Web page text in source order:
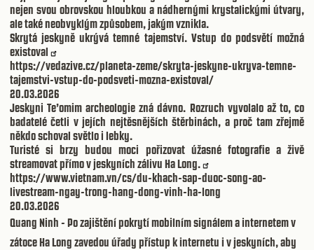
nejen svou obrovskou hloubkou a nádhernými krystalickými útvary,
ale také neobvyklým způsobem, jakým vznikla.
Skrytá jeskyně ukrývá temné tajemství. Vstup do podsvětí možná
existoval
https://vedazive.cz/planeta-zeme/skryta-jeskyne-ukryva-temne-
tajemstvi-vstup-do-podsveti-mozna-existoval/
20.03.2026
Jeskyni Te’omim archeologie zná dávno. Rozruch vyvolalo až to, co
badatelé četli v jejích nejtěsnějších štěrbinách, a proč tam zřejmě
někdo schoval světlo i lebky.
Turisté si brzy budou moci pořizovat úžasné fotografie a živě
streamovat přímo v jeskyních zálivu Ha Long.
https://www.vietnam.vn/cs/du-khach-sap-duoc-song-ao-
livestream-ngay-trong-hang-dong-vinh-ha-long
20.03.2026
Quang Ninh - Po zajištění pokrytí mobilním signálem a internetem v
zátoce Ha Long zavedou úřady přístup k internetu i v jeskyních, aby